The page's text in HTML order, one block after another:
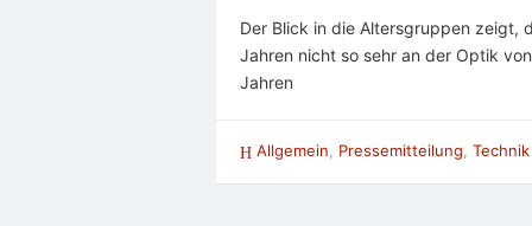
Der Blick in die Altersgruppen zeigt,
Jahren nicht so sehr an der Optik
Jahren
Allgemein Pressemitteilung Technik